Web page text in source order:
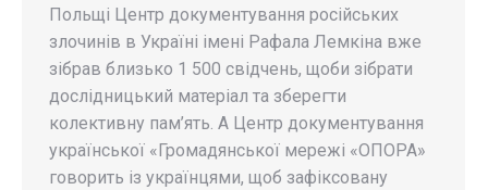
Польщі Центр документування російських
злочинів в Україні імені Рафала Лемкіна вже
зібрав близько 1 500 свідчень, щоби зібрати
дослідницький матеріал та зберегти
колективну пам’ять. А Центр документування
української «Громадянської мережі «ОПОРА»
говорить із українцями, щоб зафіксовану